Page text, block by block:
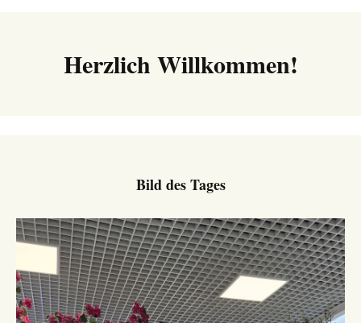
Herzlich Willkommen!
Bild des Tages